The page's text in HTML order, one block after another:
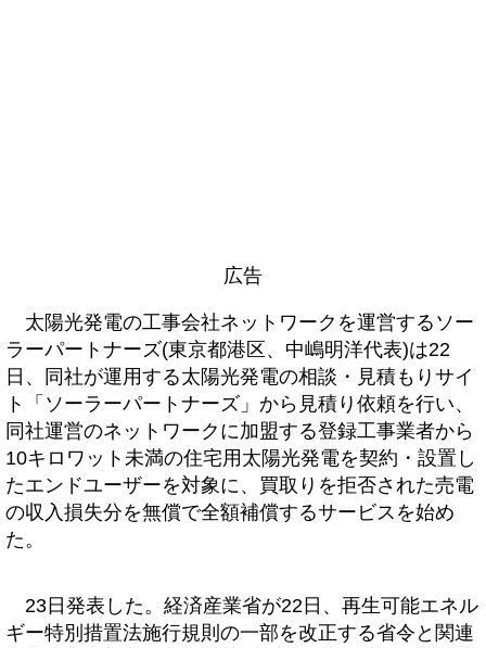
広告
太陽光発電の工事会社ネットワークを運営するソー
ラーパートナーズ(東京都港区、中嶋明洋代表)は22
日、同社が運用する太陽光発電の相談・見積もりサイ
ト「ソーラーパートナーズ」から見積り依頼を行い、
同社運営のネットワークに加盟する登録工事業者から
10キロワット未満の住宅用太陽光発電を契約・設置し
たエンドユーザーを対象に、買取りを拒否された売電
の収入損失分を無償で全額補償するサービスを始め
た。
23日発表した。経済産業省が22日、再生可能エネル
ギー特別措置法施行規則の一部を改正する省令と関連